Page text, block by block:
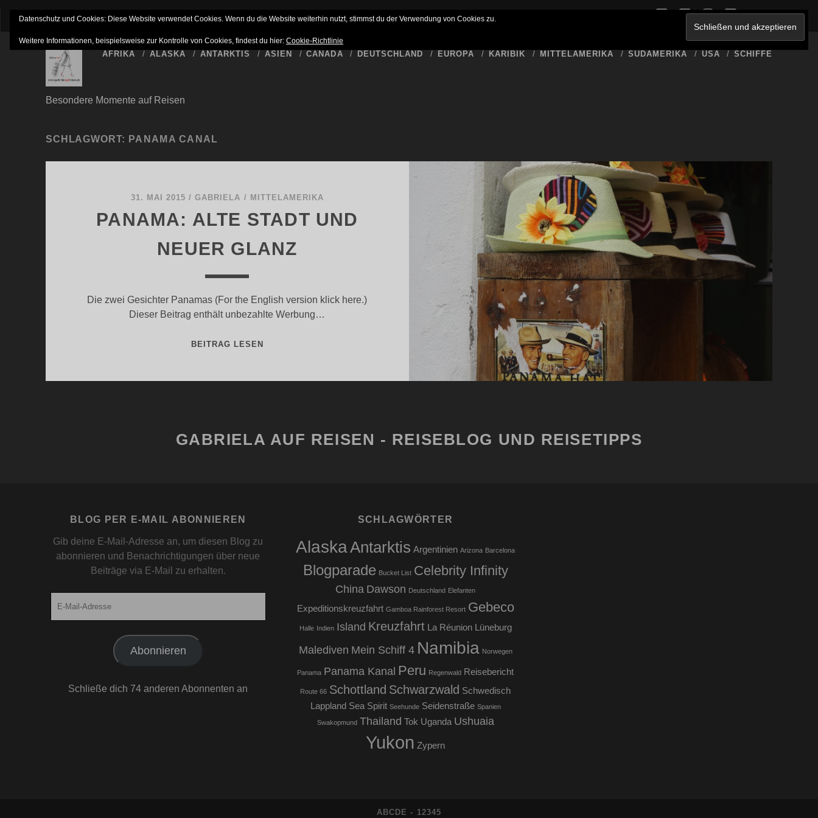
IMPRESSUM NETTIQUETTE HAFTUNGSAUSSCHLUSS BUCKET LIST WER SCHREIBT HIER DATENSCHUTZERKLÄRUNG twitterfacebook
instagram
youtube
Besondere Momente auf Reisen
AFRIKA ALASKA ANTARKTIS ASIEN CANADA DEUTSCHLAND EUROPA KARIBIK MITTELAMERIKA SÜDAMERIKA USA SCHIFFE
SCHLAGWORT: PANAMA CANAL
31. MAI 2015 /GABRIELA / MITTELAMERIKA
PANAMA: ALTE STADT UND
NEUER GLANZ
Die zwei Gesichter Panamas (For the English version klick here.)
Dieser Beitrag enthält unbezahlte Werbung…
BEITRAG LESEN
GABRIELA AUF REISEN - REISEBLOG UND REISETIPPS
BLOG PER E-MAIL ABONNIEREN
Gib deine E-Mail-Adresse an, um diesen Blog zu
abonnieren und Benachrichtigungen über neue
Beiträge via E-Mail zu erhalten.
Abonnieren
Schließe dich 74 anderen Abonnenten an
SCHLAGWÖRTER
AlaskaAntarktis Argentinien Arizona Barcelona
Blogparade Bucket List Celebrity Infinity
China Dawson Deutschland Elefanten
Expeditionskreuzfahrt Gamboa Rainforest Resort Gebeco
Halle Indien Island Kreuzfahrt La Réunion Lüneburg
Malediven Mein Schiff 4 Namibia Norwegen
Panama Panama Kanal Peru Regenwald Reisebericht
Route 66 Schottland Schwarzwald Schwedisch
Lappland Sea Spirit Seehunde Seidenstraße Spanien
Swakopmund Thailand Tok Uganda Ushuaia
Yukon Zypern
ABCDE - 12345
Datenschutz und Cookies: Diese Website verwendet Cookies. Wenn du die Website weiterhin nutzt, stimmst du der Verwendung von Cookies zu.
Weitere Informationen, beispielsweise zur Kontrolle von Cookies, findest du hier: Cookie-Richtlinie